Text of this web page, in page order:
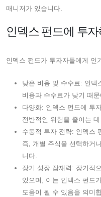
매니저가 있습니다.
인덱스 펀드에 투
인덱스 펀드가 투자자들에게 인
낮은 비용 및 수수료: 인덱
비용과 수수료가 낮기 때
다양화: 인덱스 펀드에 투
전반적인 위험을 줄이는
수동적 투자 전략: 인덱스
즉, 개별 주식을 선택하거
니다.
장기 성장 잠재력: 장기적
있으며, 이는 인덱스 펀드
도움이 될 수 있음을 의미